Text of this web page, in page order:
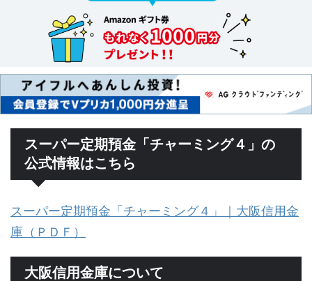
スーパー定期預金「チャーミング４」の
公式情報はこちら
スーパー定期預金「チャーミング４」｜大阪信用金
庫（ＰＤＦ）
大阪信用金庫について